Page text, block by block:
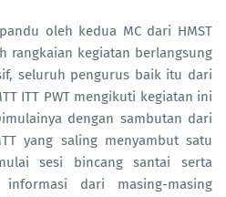
oleh kedua MC dari HMST
rangkaian kegiatan berlangsung
seluruh pengurus baik itu dari
ITT PWT mengikuti kegiatan ini
dengan sambutan dari
yang saling menyambut satu
sesi bincang santai serta
dari masing-masing